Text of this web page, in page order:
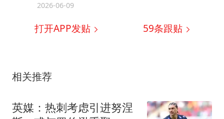
2026-06-09
打开APP发贴 59条跟贴
相关推荐
英媒：热刺考虑引进努涅